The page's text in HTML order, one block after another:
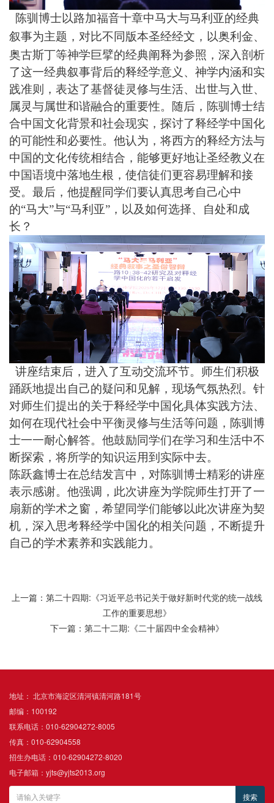
陈驯博士以路加福音十章中马大与马利亚的经典
叙事为主题 ， 对比不同版本圣经经文，以奥利金、
奥古斯丁等神学巨擘的经典阐释为参照，深入剖析
了这一经典叙事背后的释经学意义、神学内涵和实
践准则，表达了基督徒灵修与生活、出世与入世、
属灵与属世和谐融合的重要性。随后，陈驯博士结
合中国文化背景和社会现实，探讨了释经学中国化
的可能性和必要性。他认为，将西方的释经方法与
中国的文化传统相结合，能够更好地让圣经教义在
中国语境中落地生根，使信徒们更容易理解和接
受。最后，他提醒同学们要认真思考自己心中
的“马大”与“马利亚”，以及如何选择、自处和成
长？
讲座结束后，进入了互动交流环节。师生们积极
踊跃地提出自己的疑问和见解，现场气氛热烈。针
对师生们提出的关于释经学中国化具体实践方法、
如何在现代社会中平衡灵修与生活等问题，陈驯博
士一一耐心解答。他鼓励同学们在学习和生活中不
断探索，将所学的知识运用到实际中去。
陈跃鑫博士在总结发言中，对陈驯博士精彩的讲座
表示感谢。他强调，此次讲座为学院师生打开了一
扇新的学术之窗，希望同学们能够以此次讲座为契
机，深入思考释经学中国化的相关问题，不断提升
自己的学术素养和实践能力。
上一篇：第二十四期:《习近平总书记关于做好新时代党的统一战线
工作的重要思想》
下一篇：第二十二期:《二十届四中全会精神》
地址： 北京市海淀区清河镇清河路181号
邮编：100192
联系电话：010-62904272-8005
传真：010-62904558
招生办电话：010-62904272-8020
电子邮箱：yjts@yjts2013.org